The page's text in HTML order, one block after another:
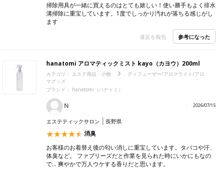
掃除用具が一緒に買えるのはとても嬉しい！使い勝手もよく排水
溝掃除に重宝しています。1度でしっかり汚れが落ちる感じがし
ます
違反を報告 参考になった
hanatomi アロマティックミスト kayo（カヨウ）200ml
カテゴリ： エステ用品・小物
ディフューザー/アロマライト/アロ
マグッズ
ブランド： hanatomi（ハナトミ）
N 2026/07/15
エステティックサロン 長野県
消臭
お客様のお着替え後の匂い消しに重宝しています。タバコや汗、
体臭など。 ファブリーズだと作業を見られた時にいかにもなの
で… 爽やかで万人ウケする香りだと思います。